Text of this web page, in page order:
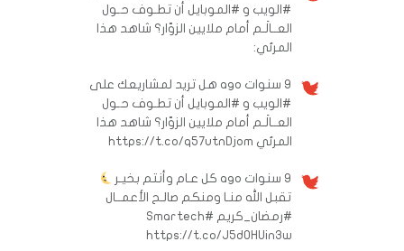
#الويب و #الموبايل أن تطـوف حـول
العــالَـم أمام ملايين الزوّار؟ شاهد هذا
المرئي:
9 سنوات ago
هل تريد لمشاريعك على
#الويب و #الموبايل أن تطـوف حـول
العــالَـم أمام ملايين الزوّار؟ شاهد هذا
المرئي https://t.co/q57utnDjom
9 سنوات ago
كل عـام وأنتم بخيـر
تقبل الله منـا ومنكم صالـح الأعمــال
#رمضان_كريم #Smartech
https://t.co/J5d0HUin3w